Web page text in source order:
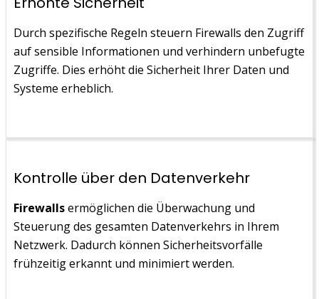
Durch spezifische Regeln steuern Firewalls den Zugriff
auf sensible Informationen und verhindern unbefugte
Zugriffe. Dies erhöht die Sicherheit Ihrer Daten und
Systeme erheblich.
Kontrolle über den Datenverkehr
Firewallsermöglichen die Überwachung und
Steuerung des gesamten Datenverkehrs in Ihrem
Netzwerk. Dadurch können Sicherheitsvorfälle
frühzeitig erkannt und minimiert werden.